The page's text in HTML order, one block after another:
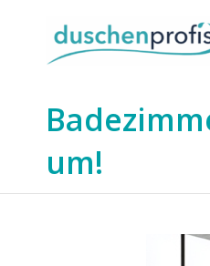
um!